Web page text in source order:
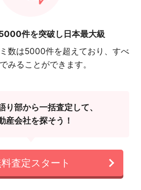
件を突破し日本最大級
数は5000件を超えており、すべ
みることができます。
り部から一括査定して、
産会社を探そう！
査定スタート